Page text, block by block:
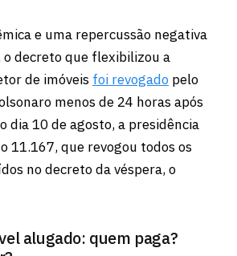
e uma repercussão negativa
decreto que flexibilizou a
de imóveis foi revogado pelo
menos de 24 horas após
dia 10 de agosto, a presidência
11.167, que revogou todos os
no decreto da véspera, o
alugado: quem paga?